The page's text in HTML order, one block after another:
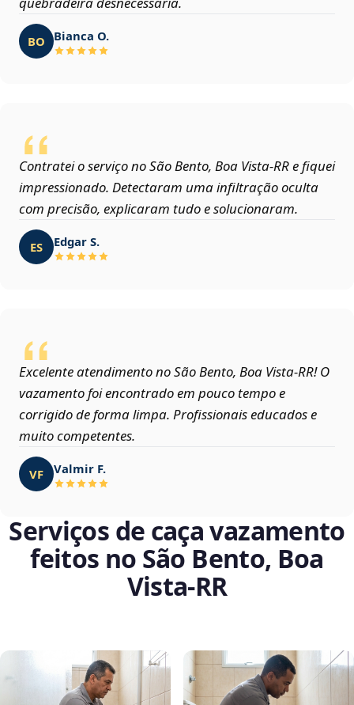
BO Bianca O.
Contratei o serviço no São Bento, Boa Vista‑RR e fiquei
impressionado. Detectaram uma infiltração oculta
com precisão, explicaram tudo e solucionaram.
ES Edgar S.
Excelente atendimento no São Bento, Boa Vista‑RR! O
vazamento foi encontrado em pouco tempo e
corrigido de forma limpa. Profissionais educados e
muito competentes.
VF Valmir F.
Serviços de caça vazamento
feitos no São Bento, Boa
Vista‑RR